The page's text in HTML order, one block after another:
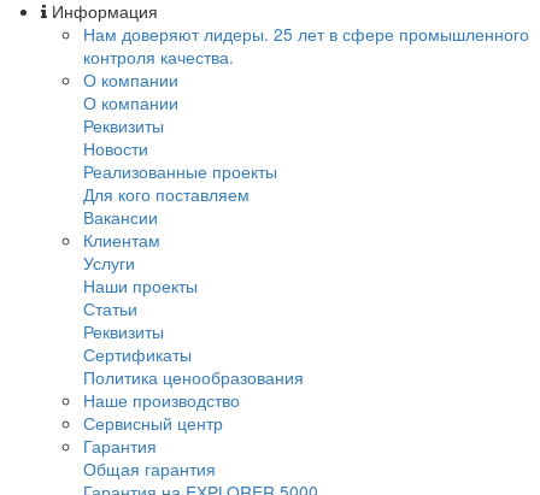
Информация
Нам доверяют лидеры. 25 лет в сфере
контроля качества.
О компании
О компании
Реквизиты
Новости
Реализованные проекты
Для кого поставляем
Вакансии
Клиентам
Услуги
Наши проекты
Статьи
Реквизиты
Сертификаты
Политика ценообразования
Наше производство